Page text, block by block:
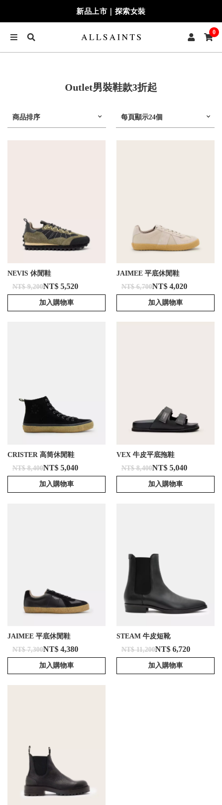
新品上市｜探索女裝
0
Outlet男裝鞋款3折起
商品排序 每頁顯示24個
NEVIS 休閒鞋
NT$ 9,200NT$ 5,520
加入購物車
JAIMEE 平底休閒鞋
NT$ 6,700NT$ 4,020
加入購物車
CRISTER 高筒休閒鞋
NT$ 8,400NT$ 5,040
加入購物車
VEX 牛皮平底拖鞋
NT$ 8,400NT$ 5,040
加入購物車
JAIMEE 平底休閒鞋
NT$ 7,300NT$ 4,380
加入購物車
STEAM 牛皮短靴
NT$ 11,200NT$ 6,720
加入購物車